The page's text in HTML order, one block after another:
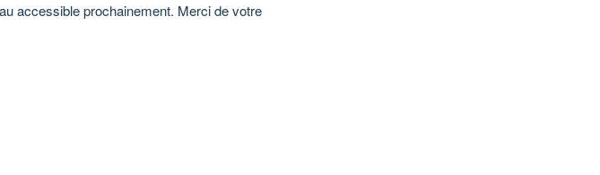
accessible prochainement. Merci de votre